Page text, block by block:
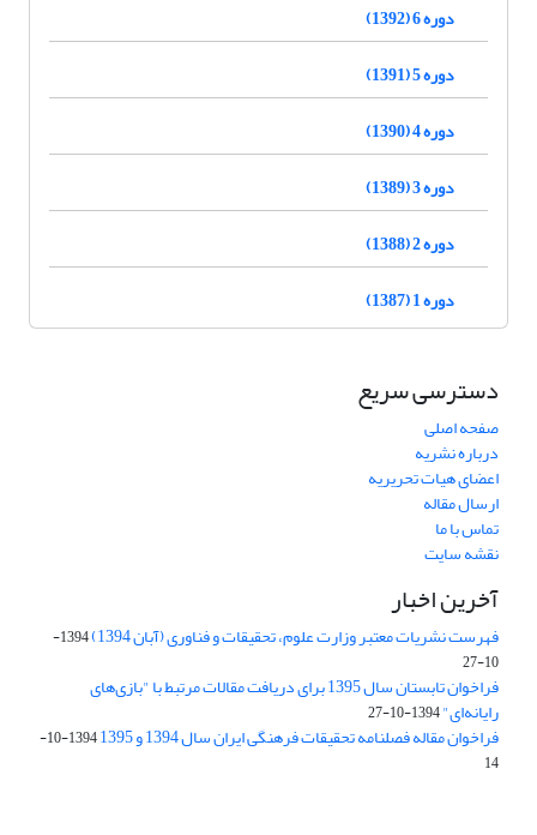
دوره 6 (1392)
دوره 5 (1391)
دوره 4 (1390)
دوره 3 (1389)
دوره 2 (1388)
دوره 1 (1387)
دسترسی سریع
صفحه اصلی
درباره نشریه
اعضای هیات تحریریه
ارسال مقاله
تماس با ما
نقشه سایت
آخرین اخبار
فهرست نشریات معتبر وزارت علوم، تحقیقات و فناوری (آبان 1394)
1394-
10-27
فراخوان تابستان سال 1395 برای دریافت مقالات مرتبط با "بازی‌های
رایانه‌ای"1394-10-27
فراخوان مقاله فصلنامه تحقیقات فرهنگی ایران سال 1394 و 1395
1394-10-
14